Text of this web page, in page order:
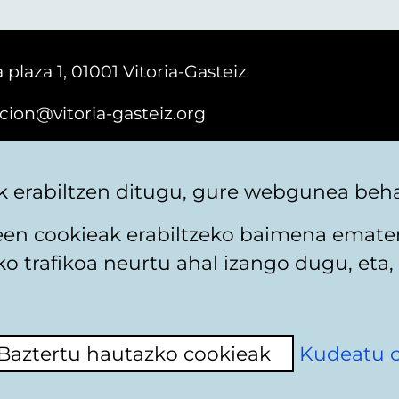
plaza 1, 01001 Vitoria-Gasteiz
gasteiz.org
Erabilerraztasuna
erabiltzen ditugu, gure webgunea
cookieak erabiltzeko baimena
trafikoa neurtu ahal izango dugu,
hautazko cookieak Kudeatu